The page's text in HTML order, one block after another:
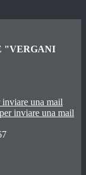
"VERGANI
una mail
inviare una mail